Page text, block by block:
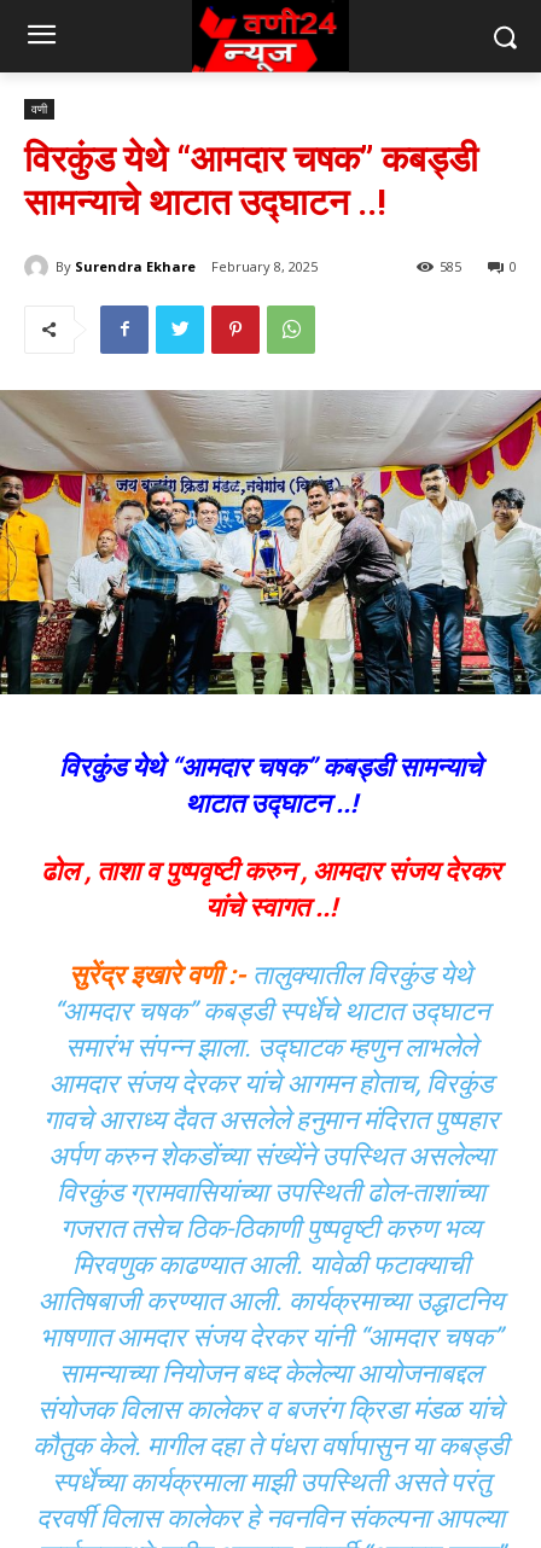
वणी
विरकुंड येथे “आमदार चषक” कबड्डी
सामन्याचे थाटात उद्घाटन ..!
By Surendra Ekhare February 8, 2025 0
585
विरकुंड येथे “आमदार चषक” कबड्डी सामन्याचे
थाटात उद्घाटन ..!
ढोल , ताशा व पुष्पवृष्टी करुन , आमदार संजय देरकर
यांचे स्वागत ..!
सुरेंद्र इखारे वणी :- तालुक्यातील विरकुंड येथे
“आमदार चषक” कबड्डी स्पर्धेचे थाटात उद्घाटन
समारंभ संपन्न झाला. उद्घाटक म्हणुन लाभलेले
आमदार संजय देरकर यांचे आगमन होताच, विरकुंड
गावचे आराध्य दैवत असलेले हनुमान मंदिरात पुष्पहार
अर्पण करुन शेकडोंच्या संख्येंने उपस्थित असलेल्या
विरकुंड ग्रामवासियांच्या उपस्थिती ढोल-ताशांच्या
गजरात तसेच ठिक-ठिकाणी पुष्पवृष्टी करुण भव्य
मिरवणुक काढण्यात आली. यावेळी फटाक्याची
आतिषबाजी करण्यात आली. कार्यक्रमाच्या उद्धाटनिय
भाषणात आमदार संजय देरकर यांनी “आमदार चषक”
सामन्याच्या नियोजन बध्द केलेल्या आयोजनाबद्दल
संयोजक विलास कालेकर व बजरंग क्रिडा मंडळ यांचे
कौतुक केले. मागील दहा ते पंधरा वर्षापासुन या कबड्डी
स्पर्धेच्या कार्यक्रमाला माझी उपस्थिती असते परंतु
दरवर्षी विलास कालेकर हे नवनविन संकल्पना आपल्या